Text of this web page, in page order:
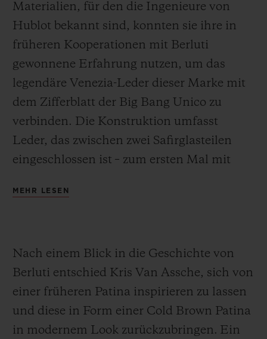
Materialien, für den die Ingenieure von
Hublot bekannt sind, konnten sie ihre in
früheren Kooperationen mit Berluti
gewonnene Erfahrung nutzen, um das
legendäre Venezia-Leder dieser Marke mit
dem Zifferblatt der Big Bang Unico zu
verbinden. Die Konstruktion umfasst
Leder, das zwischen zwei Safirglasteilen
eingeschlossen ist – zum ersten Mal mit
Zahnräder des Unico-Uhrwerks bewundern
Berluti entwickelt wurde, wurden die
organischen Bestandteile des Leders
eingefangen,als wärensie in der Zeit
eingefroren, sodass die lebendige Schönheit
des natürlichen Leders unverändert
MEHR LESEN
Nach einem Blick in die Geschichte von
Berluti entschied Kris Van Assche, sich von
einer früheren Patina inspirieren zu lassen
und diese in Form einer Cold Brown Patina
in modernem Look zurückzubringen. Ein